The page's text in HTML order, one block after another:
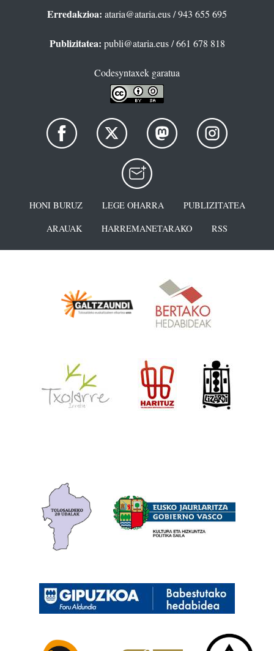
Erredakzioa: ataria@ataria.eus/ 943 655 695
Publizitatea: publi@ataria.eus/ 661 678 818
Codesyntaxek garatua
HONI BURUZ LEGE OHARRA
PUBLIZITATEA
ARAUAK
HARREMANETARAKO RSS